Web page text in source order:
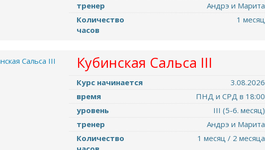
тренер
Андрэ и Марита
Количество
часов
1 месяц
Кубинская Cальса III
Курс начинается
3.08.2026
время
ПНД и СРД в 18:00
уровень
III (5-6. месяц)
тренер
Андрэ и Марита
Количество
1 месяц / 2 месяца